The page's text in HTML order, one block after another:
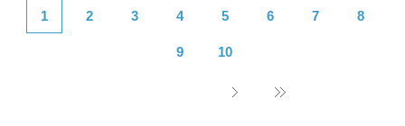
1 2 3 4 5 6 7 8
9 10